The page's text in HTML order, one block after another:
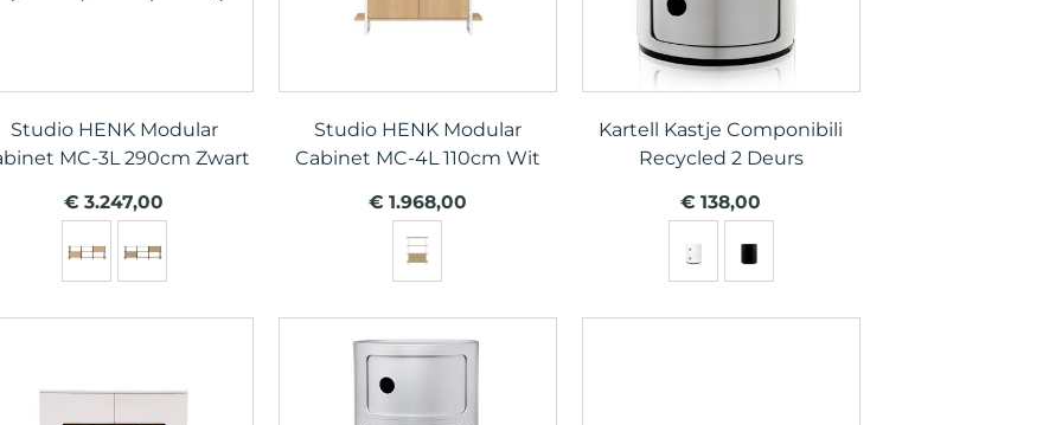
Studio HENK Modular
MC-3L 290cm Zwart
€ 3.247,00
Studio HENK Modular
Cabinet MC-4L 110cm Wit
€ 1.968,00
Kartell Kastje Componibili
Recycled 2 Deurs
€ 138,00